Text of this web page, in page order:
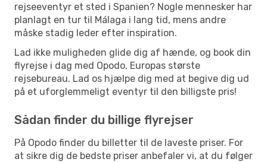
rejseeventyr et sted i Spanien? Nogle mennesker har
planlagt en tur til Málaga i lang tid, mens andre
måske stadig leder efter inspiration.
Lad ikke muligheden glide dig af hænde, og book din
flyrejse i dag med Opodo, Europas største
rejsebureau. Lad os hjælpe dig med at begive dig ud
på et uforglemmeligt eventyr til den billigste pris!
Sådan finder du billige flyrejser
På Opodo finder du billetter til de laveste priser. For
at sikre dig de bedste priser anbefaler vi, at du følger